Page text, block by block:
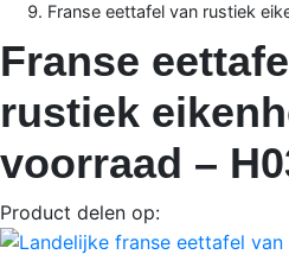
Franse eettafel van rustiek
Franse
rustiek
voorraad –
Product delen op: